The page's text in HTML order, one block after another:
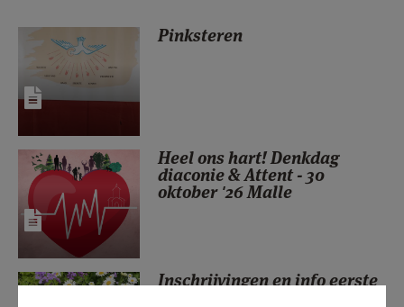
MIJN PAROCHIE
AANMELDEN OF REGISTREREN
Pinksteren
Heel ons hart! Denkdag
diaconie & Attent - 30
oktober '26 Malle
Inschrijvingen en info eerste